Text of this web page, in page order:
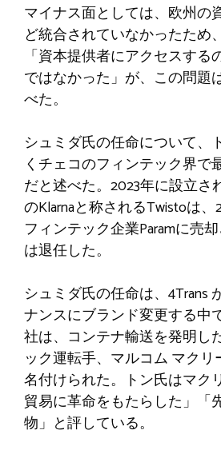
マイナス面としては、欧州の
ど統合されていなかったため
「資本提供者にアクセスす
ではなかった」が、この問題
べた。
シュミダ氏の任命について、
くチェコのフィンテック界で
だと述べた。2023年に設立さ
のKlarnaと称されるTwistoは
フィンテック企業Paramに売
は退任した。
シュミダ氏の任命は、4Trans
ナンスにブランド変更する中
社は、コンテナ輸送を発明し
ック運転手、マルコム マク
名付けられた。トン氏はマク
貿易に革命をもたらした」「
物」と評している。